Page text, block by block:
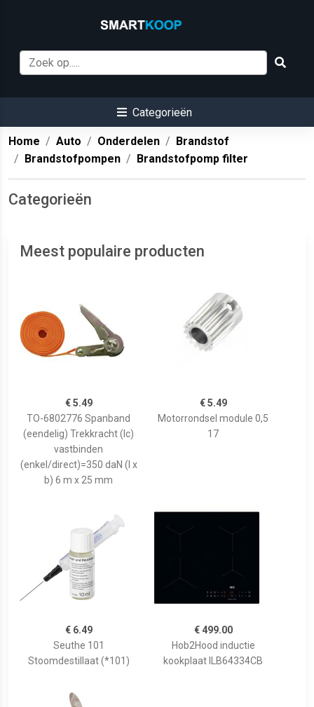
Categorieën
Home Auto Onderdelen
Brandstof
Brandstofpompen
Brandstofpomp filter
Categorieën
Meest populaire producten
€ 5.49
TO-6802776 Spanband
(eendelig) Trekkracht (lc)
vastbinden
(enkel/direct)=350 daN (l x
b) 6 m x 25 mm
€ 5.49
Motorrondsel module 0,5
17
€ 6.49
Seuthe 101
Stoomdestillaat (*101)
€ 499.00
Hob2Hood inductie
kookplaat ILB64334CB